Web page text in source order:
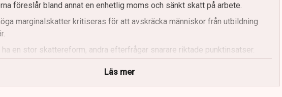
föreslår bland annat en enhetlig moms och sänkt skatt på arbete.
marginalskatter kritiseras för att avskräcka människor från utbildning
en stor skattereform, andra efterfrågar snarare riktade punktinsatser.
Läs mer